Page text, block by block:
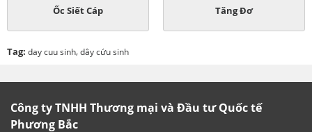
Ốc Siết Cáp Tăng Đơ
Tag: day cuu sinh,dây cứu sinh
Công ty TNHH Thương mại và Đầu tư Quốc tế
Phương Bắc